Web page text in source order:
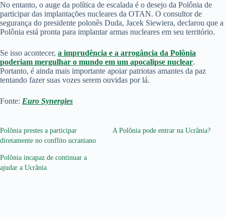
No entanto, o auge da política de escalada é o desejo da Polônia de
participar das implantações nucleares da OTAN. O consultor de
segurança do presidente polonês Duda, Jacek Siewiera, declarou que a
Polônia está pronta para implantar armas nucleares em seu território.
Se isso acontecer, a imprudência e a arrogância da Polônia
poderiam mergulhar o mundo em um apocalipse nuclear.
Portanto, é ainda mais importante apoiar patriotas amantes da paz
tentando fazer suas vozes serem ouvidas por lá.
Fonte: Euro Synergies
Polônia prestes a participar
diretamente no conflito ucraniano
A Polônia pode entrar na Ucrânia?
Polônia incapaz de continuar a
ajudar a Ucrânia